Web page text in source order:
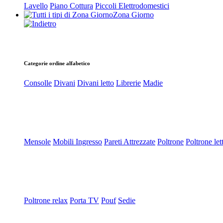
Lavello Piano Cottura Piccoli Elettrodomestici
Zona Giorno
Categorie ordine alfabetico
Consolle Divani Divani letto Librerie Madie
Mensole Mobili Ingresso Pareti Attrezzate Poltrone Poltrone
Poltrone relax Porta TV Pouf Sedie